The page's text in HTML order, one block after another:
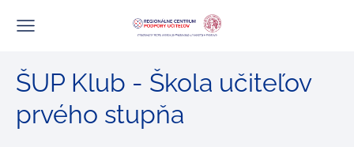
ŠUP Klub - Škola učiteľov
prvého stupňa